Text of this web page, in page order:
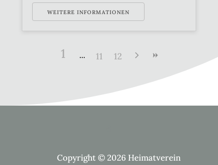
WEITERE INFORMATIONEN
1 11 12
Copyright © 2026 Heimatverein